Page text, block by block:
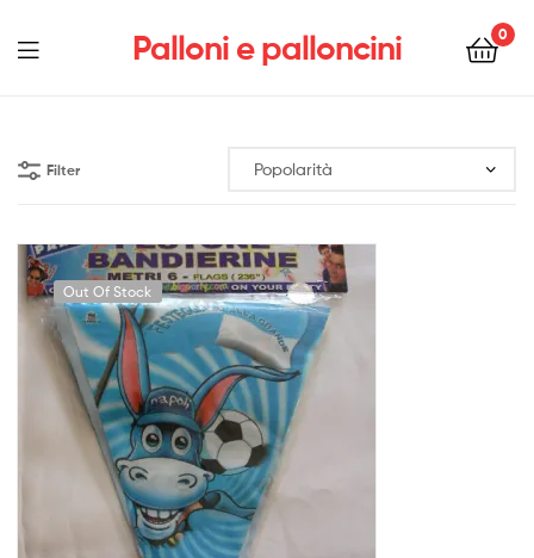
Palloni e palloncini 0
Menu
Filter
Out Of Stock